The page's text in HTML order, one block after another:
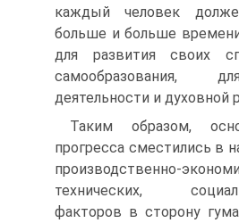
каждый человек
больше и больше
для развития своих
самообразования,
деятельности и духовной
Таким образом,
прогресса сместились в
производственно-
технических,
факторов в сторону